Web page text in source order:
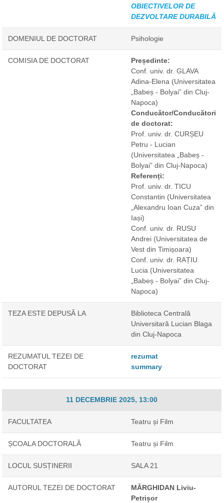
OBIECTIVELOR DE
DEZVOLTARE DURABILĂ
DOMENIUL DE DOCTORAT Psihologie
COMISIA DE DOCTORAT
Președinte:
Conf. univ. dr. GLAVA
Adina-Elena (Universitatea
„Babeș - Bolyai” din Cluj-
Napoca)
Conducător/Conducători
de doctorat:
Prof. univ. dr. CURȘEU
Petru - Lucian
(Universitatea „Babeș -
Bolyai” din Cluj-Napoca)
Referenți:
Prof. univ. dr. TICU
Constantin (Universitatea
„Alexandru Ioan Cuza” din
Iași)
Conf. univ. dr. RUSU
Andrei (Universitatea de
Vest din Timișoara)
Conf. univ. dr. RAȚIU
Lucia (Universitatea
„Babeș - Bolyai” din Cluj-
Napoca)
TEZA ESTE DEPUSĂ LA
Biblioteca Centrală
Universitară Lucian Blaga
din Cluj-Napoca
REZUMATUL TEZEI DE
DOCTORAT
rezumat
summary
11 DECEMBRIE 2025, 13:00
FACULTATEA Teatru și Film
ȘCOALA DOCTORALĂ Teatru și Film
LOCUL SUSȚINERII SALA 21
AUTORUL TEZEI DE DOCTORAT
MĂRGHIDAN Liviu-
Petrișor